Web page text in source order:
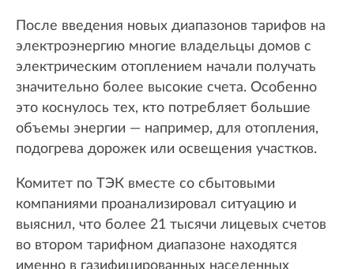
После введения новых диапазонов тарифов на
электроэнергию многие владельцы домов с
электрическим отоплением начали получать
значительно более высокие счета. Особенно
это коснулось тех, кто потребляет большие
объемы энергии — например, для отопления,
подогрева дорожек или освещения участков.
Комитет по ТЭК вместе со сбытовыми
компаниями проанализировал ситуацию и
выяснил, что более 21 тысячи лицевых счетов
во втором тарифном диапазоне находятся
именно в газифицированных населенных